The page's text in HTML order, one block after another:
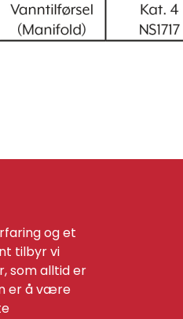
og et
tilbyr vi
som alltid er
er å være